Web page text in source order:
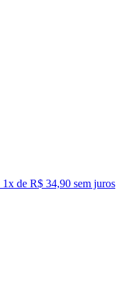
1x de R$ 34,90 sem juros